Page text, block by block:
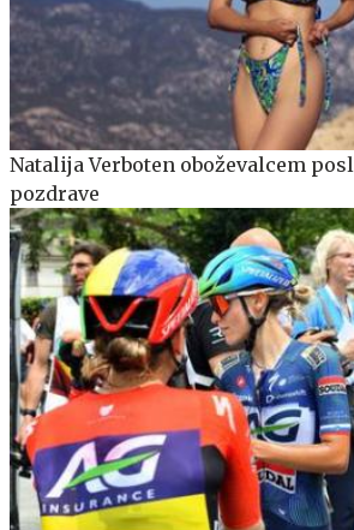
Natalija Verboten oboževalcem
pozdrave